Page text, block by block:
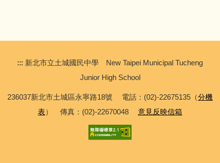
::: 新北市立土城國民中學 New Taipei Municipal Tucheng
Junior High School
236037新北市土城區永寧路18號 電話：(02)-22675135（分機
表） 傳真：(02)-22670048 意見反映信箱